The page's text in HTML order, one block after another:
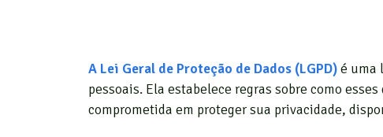
A Lei Geral de Proteção de Dados (LGPD)é uma
pessoais. Ela estabelece regras sobre como
comprometida em proteger sua privacidade,